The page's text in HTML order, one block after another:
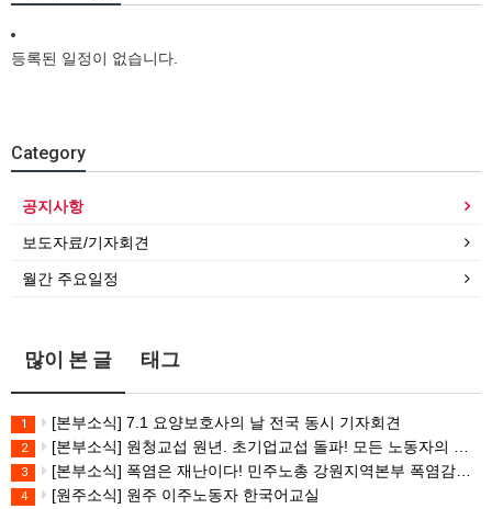
등록된 일정이 없습니다.
Category
공지사항
보도자료/기자회견
월간 주요일정
많이 본 글 태그
1 [본부소식] 7.1 요양보호사의 날 전국 동시 기자회견
2 [본부소식] 원청교섭 원년. 초기업교섭 돌파! 모든 노동자의 노동기본권 쟁취! 민주노총 7.15 총파업대회
3 [본부소식] 폭염은 재난이다! 민주노총 강원지역본부 폭염감시단 선포 기자회견
4 [원주소식] 원주 이주노동자 한국어교실